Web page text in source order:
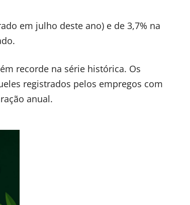
em julho deste ano) e de 3,7% na
recorde na série histórica. Os
registrados pelos empregos com
anual.